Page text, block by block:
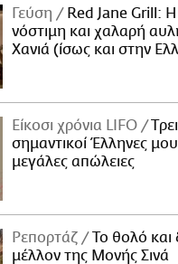
Γεύση
Red Jane Grill: Η
νόστιμη και χαλαρή
Χανιά (ίσως και στην
Είκοσι χρόνια LIFO
σημαντικοί Έλληνες
μεγάλες απώλειες
Ρεπορτάζ
Το θολό και
μέλλον της Μονής Σινά